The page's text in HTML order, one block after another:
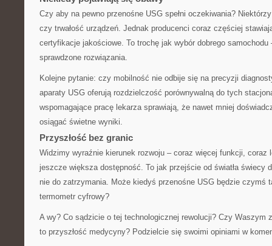
Czy aby na pewno przenośne USG spełni oczekiwania?
czy trwałość urządzeń. Jednak producenci coraz częściej
certyfikacje jakościowe. To trochę jak wybór dobrego samochodu
sprawdzone rozwiązania.
Kolejne pytanie: czy mobilność nie odbije się na precyzji
aparaty USG oferują rozdzielczość porównywalną do tych
wspomagające pracę lekarza sprawiają, że nawet mniej
osiągać świetne wyniki.
Przyszłość bez granic
Widzimy wyraźnie kierunek rozwoju – coraz więcej funkcji, coraz
jeszcze większa dostępność. To jak przejście od światła świecy
nie do zatrzymania. Może kiedyś przenośne USG będzie czymś
termometr cyfrowy?
A wy? Co sądzicie o tej technologicznej rewolucji? Czy Waszym
to przyszłość medycyny? Podzielcie się swoimi opiniami w